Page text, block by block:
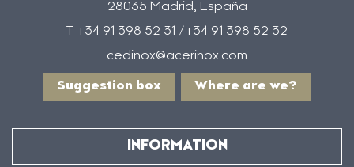
28035 Madrid, España
T +34 91 398 52 31 /+34 91 398 52 32
cedinox@acerinox.com
Suggestion box Where are we?
INFORMATION